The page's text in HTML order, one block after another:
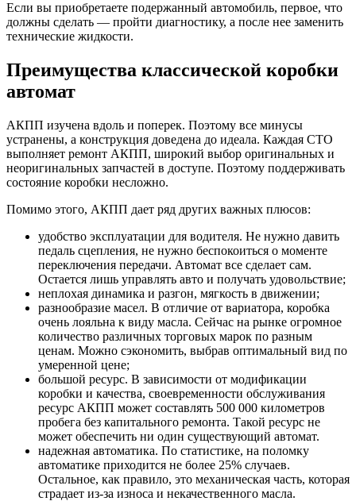
Если вы приобретаете подержанный автомобиль, первое, что
должны сделать — пройти диагностику, а после нее заменить
технические жидкости.
Преимущества классической коробки
автомат
АКПП изучена вдоль и поперек. Поэтому все минусы
устранены, а конструкция доведена до идеала. Каждая СТО
выполняет ремонт АКПП, широкий выбор оригинальных и
неоригинальных запчастей в доступе. Поэтому поддерживать
состояние коробки несложно.
Помимо этого, АКПП дает ряд других важных плюсов:
удобство эксплуатации для водителя. Не нужно давить
педаль сцепления, не нужно беспокоиться о моменте
переключения передачи. Автомат все сделает сам.
Остается лишь управлять авто и получать удовольствие;
неплохая динамика и разгон, мягкость в движении;
разнообразие масел. В отличие от вариатора, коробка
очень лояльна к виду масла. Сейчас на рынке огромное
количество различных торговых марок по разным
ценам. Можно сэкономить, выбрав оптимальный вид по
умеренной цене;
большой ресурс. В зависимости от модификации
коробки и качества, своевременности обслуживания
ресурс АКПП может составлять 500 000 километров
пробега без капитального ремонта. Такой ресурс не
может обеспечить ни один существующий автомат.
надежная автоматика. По статистике, на поломку
автоматике приходится не более 25% случаев.
Остальное, как правило, это механическая часть, которая
страдает из-за износа и некачественного масла.